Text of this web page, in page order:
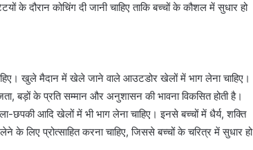
के दौरान कोचिंग दी जानी चाहिए ताकि बच्चों के कौशल में सुधार हो
खुले मैदान में खेले जाने वाले आउटडोर खेलों में भाग लेना चाहिए।
बड़ों के प्रति सम्मान और अनुशासन की भावना विकसित होती है।
छपकी आदि खेलों में भी भाग लेना चाहिए। इनसे बच्चों में धैर्य, शक्ति
के लिए प्रोत्साहित करना चाहिए, जिससे बच्चों के चरित्र में सुधार हो